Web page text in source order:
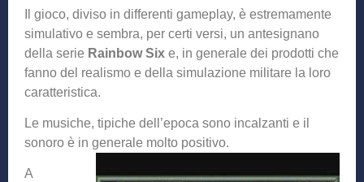
Il gioco, diviso in differenti gameplay, è estremamente
simulativo e sembra, per certi versi, un antesignano
della serie Rainbow Six e, in generale dei prodotti che
fanno del realismo e della simulazione militare la loro
caratteristica.
Le musiche, tipiche dell’epoca sono incalzanti e il
sonoro è in generale molto positivo.
A